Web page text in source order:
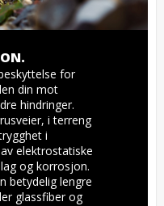
for
din mot
hindringer.
i terreng
i
elektrostatiske
og korrosjon.
betydelig lengre
glassfiber og